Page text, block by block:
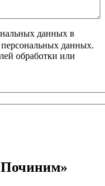
данных в
данных.
обработки или